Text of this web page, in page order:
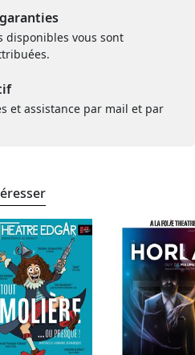
disponibles vous sont
et assistance par mail et par